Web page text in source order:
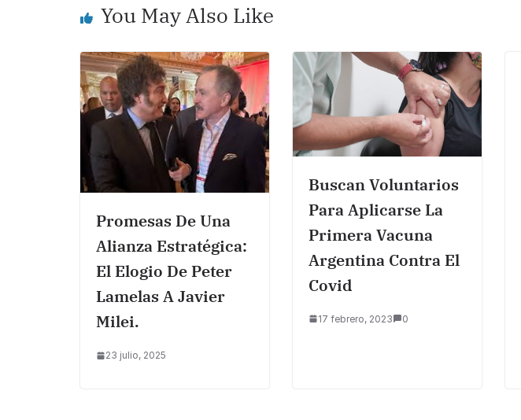
o
k
p
k
You May Also Like
Promesas De Una
Alianza Estratégica:
El Elogio De Peter
Lamelas A Javier
Milei.
23 julio, 2025
Buscan Voluntarios
Para Aplicarse La
Primera Vacuna
Argentina Contra El
Covid
17 febrero, 2023 0